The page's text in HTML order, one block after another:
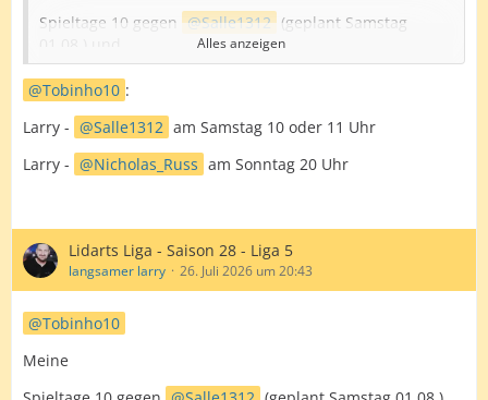
Spieltage 10 gegen
Salle1312 (geplant Samstag
Spieltag 11 gegen
Terminfindung) stehen noch aus.
Sorry, ich geb Gas
Gruß Hendrik
Alles anzeigen
Tobinho10 :
Larry -
Salle1312 am Samstag 10 oder 11 Uhr
Larry -
Nicholas_Russ am Sonntag 20 Uhr
Lidarts Liga - Saison 28 - Liga 5
langsamer larry 26. Juli 2026 um 20:43
Tobinho10
Meine